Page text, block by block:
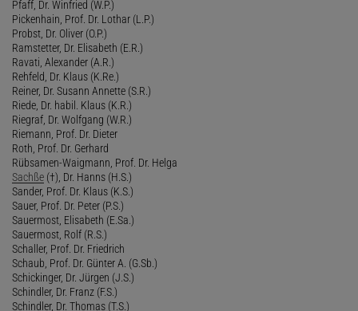
Pfaff, Dr. Winfried (W.P.)
Pickenhain, Prof. Dr. Lothar (L.P.)
Probst, Dr. Oliver (O.P.)
Ramstetter, Dr. Elisabeth (E.R.)
Ravati, Alexander (A.R.)
Rehfeld, Dr. Klaus (K.Re.)
Reiner, Dr. Susann Annette (S.R.)
Riede, Dr. habil. Klaus (K.R.)
Riegraf, Dr. Wolfgang (W.R.)
Riemann, Prof. Dr. Dieter
Roth, Prof. Dr. Gerhard
Rübsamen-Waigmann, Prof. Dr. Helga
Sachße (†), Dr. Hanns (H.S.)
Sander, Prof. Dr. Klaus (K.S.)
Sauer, Prof. Dr. Peter (P.S.)
Sauermost, Elisabeth (E.Sa.)
Sauermost, Rolf (R.S.)
Schaller, Prof. Dr. Friedrich
Schaub, Prof. Dr. Günter A. (G.Sb.)
Schickinger, Dr. Jürgen (J.S.)
Schindler, Dr. Franz (F.S.)
Schindler, Dr. Thomas (T.S.)